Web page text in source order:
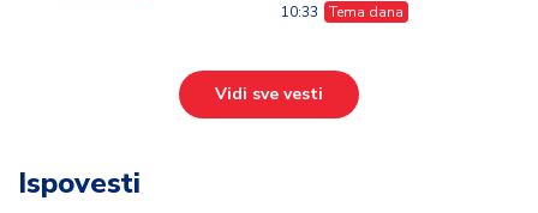
10:33 Tema dana
Vidi sve vesti
Ispovesti